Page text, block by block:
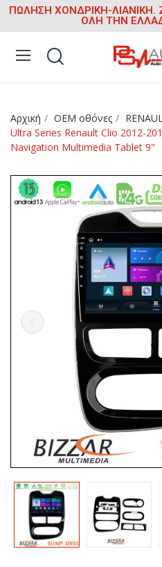
ΠΩΛΗΣΗ ΧΟΝΔΡΙΚΗ-ΛΙΑΝΙΚΗ.
ΟΛΗ ΤΗΝ
Αρχική OEM οθόνες
Ultra Series Renault Clio 2012-
Navigation Multimedia Tablet 9"